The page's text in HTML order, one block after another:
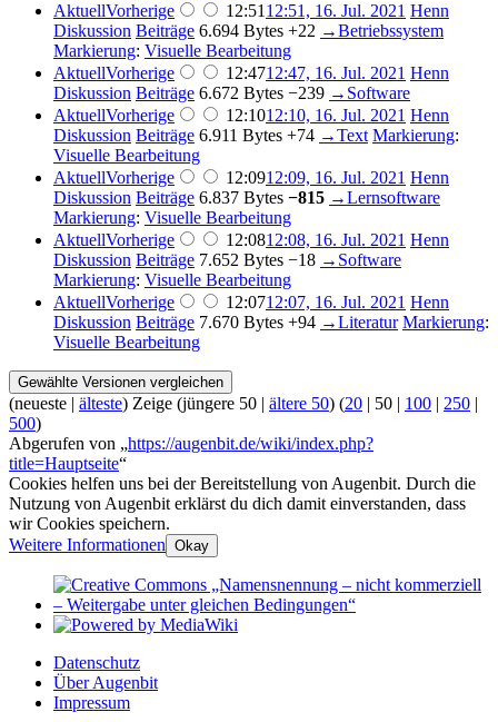
AktuellVorherige 12:51 12:51, 16. Jul. 2021 Henn
Diskussion Beiträge 6.694 Bytes +22 →Betriebssystem
Markierung: Visuelle Bearbeitung
AktuellVorherige 12:4712:47, 16. Jul. 2021 Henn
Diskussion Beiträge 6.672 Bytes −239 → Software
AktuellVorherige 12:1012:10, 16. Jul. 2021 Henn
Diskussion Beiträge 6.911 Bytes +74 →Text Markierung:
Visuelle Bearbeitung
AktuellVorherige 12:0912:09, 16. Jul. 2021 Henn
Diskussion Beiträge 6.837 Bytes −815 →Lernsoftware
Markierung: Visuelle Bearbeitung
AktuellVorherige 12:0812:08, 16. Jul. 2021 Henn
Diskussion Beiträge 7.652 Bytes −18 → Software
Markierung: Visuelle Bearbeitung
AktuellVorherige 12:0712:07, 16. Jul. 2021 Henn
Diskussion Beiträge 7.670 Bytes +94 →Literatur Markierung:
Visuelle Bearbeitung
(neueste | älteste) Zeige (jüngere 50 | ältere 50) (20 | 50 | 100 | 250 |
500)
Abgerufen von „https://augenbit.de/wiki/index.php?
title=Hauptseite“
Cookies helfen uns bei der Bereitstellung von Augenbit. Durch die
Nutzung von Augenbit erklärst du dich damit einverstanden, dass
wir Cookies speichern.
Weitere Informationen Okay
Datenschutz
Über Augenbit
Impressum